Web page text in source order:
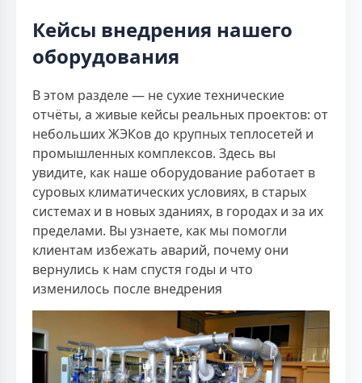
Кейсы внедрения нашего
оборудования
В этом разделе — не сухие технические
отчёты, а живые кейсы реальных проектов: от
небольших ЖЭКов до крупных теплосетей и
промышленных комплексов. Здесь вы
увидите, как наше оборудование работает в
суровых климатических условиях, в старых
системах и в новых зданиях, в городах и за их
пределами. Вы узнаете, как мы помогли
клиентам избежать аварий, почему они
вернулись к нам спустя годы и что
изменилось после внедрения